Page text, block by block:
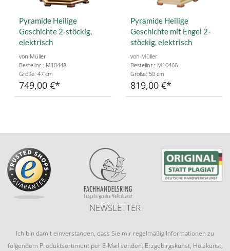
Pyramide Heilige
Geschichte 2-stöckig,
elektrisch
von Müller
Bestellnr.: M10448
Größe: 47 cm
749,00 €
Pyramide Heilige
Geschichte mit Engel 2-
stöckig, elektrisch
von Müller
Bestellnr.: M10466
Größe: 50 cm
819,00 €
NEWSLETTER
Ich bin damit einverstanden, dass Sie mir regelmäßig Informationen zu
folgendem Produktsortiment per E-Mail senden: Erzgebirgskunst, Holzkunst,